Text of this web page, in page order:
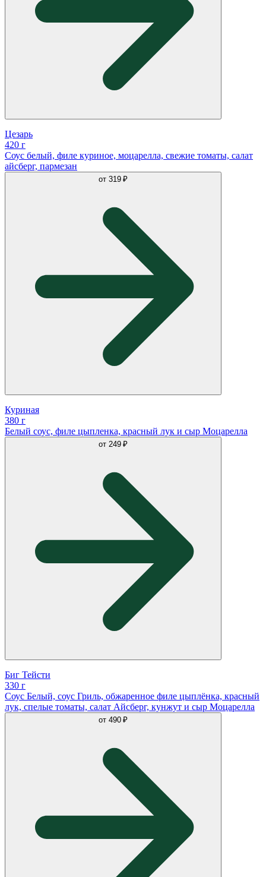
Цезарь
420 г
Соус белый, филе куриное, моцарелла, свежие томаты, салат
айсберг, пармезан
от 319 ₽
Куриная
380 г
Белый соус, филе цыпленка, красный лук и сыр Моцарелла
от 249 ₽
Биг Тейсти
330 г
Соус Белый, соус Гриль, обжаренное филе цыплёнка, красный
лук, спелые томаты, салат Айсберг, кунжут и сыр Моцарелла
от 490 ₽